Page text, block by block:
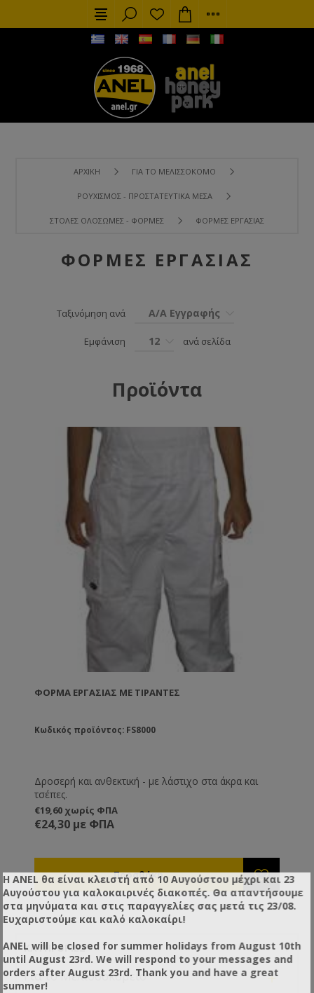
ΑΡΧΙΚΉ ΓΙΑ ΤΟ ΜΕΛΙΣΣΟΚΌΜΟ
ΡΟΥΧΙΣΜΌΣ - ΠΡΟΣΤΑΤΕΥΤΙΚΆ ΜΈΣΑ
ΣΤΟΛΈΣ ΟΛΌΣΩΜΕΣ - ΦΌΡΜΕΣ ΦΌΡΜΕΣ ΕΡΓΑΣΊΑΣ
ΦΌΡΜΕΣ ΕΡΓΑΣΊΑΣ
Ταξινόμηση ανά Α/Α Εγγραφής
Εμφάνιση 12 ανά σελίδα
Προϊόντα
ΦΌΡΜΑ ΕΡΓΑΣΊΑΣ ΜΕ ΤΙΡΆΝΤΕΣ
Κωδικός προϊόντος: FS8000
Δροσερή και ανθεκτική - με λάστιχο στα άκρα και
τσέπες.
€19,60 χωρίς ΦΠΑ
€24,30 με ΦΠΑ
ΚΑΤΗΓΟΡΊΕΣ
Για το Μελισσοκομείο +
Η ANEL θα είναι κλειστή από 10 Αυγούστου μέχρι και 23
Αυγούστου για καλοκαιρινές διακοπές. Θα απαντήσουμε
στα μηνύματα και στις παραγγελίες σας μετά τις 23/08.
Ευχαριστούμε και καλό καλοκαίρι!
ANEL will be closed for summer holidays from August 10th
until August 23rd. We will respond to your messages and
orders after August 23rd. Thank you and have a great
summer!